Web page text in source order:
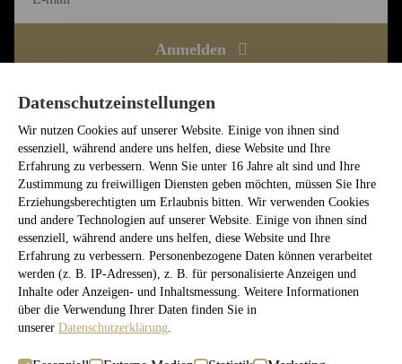
Datenschutzeinstellungen
Wir nutzen Cookies auf unserer Website. Einige von ihnen sind
essenziell, während andere uns helfen, diese Website und Ihre
Erfahrung zu verbessern. Wenn Sie unter 16 Jahre alt sind und Ihre
Zustimmung zu freiwilligen Diensten geben möchten, müssen Sie Ihre
Erziehungsberechtigten um Erlaubnis bitten. Wir verwenden Cookies
und andere Technologien auf unserer Website. Einige von ihnen sind
essenziell, während andere uns helfen, diese Website und Ihre
Erfahrung zu verbessern. Personenbezogene Daten können verarbeitet
werden (z. B. IP-Adressen), z. B. für personalisierte Anzeigen und
Inhalte oder Anzeigen- und Inhaltsmessung. Weitere Informationen
über die Verwendung Ihrer Daten finden Sie in
unserer Datenschutzerklärung.
Anmelden
Ich habe dieDatenschutzerklärung
einverstanden
loewenpalais-events.de
/stiftungstarke
/stiftung_starke
ImpressumDatenschutzerklärung
Einverständniserklärung für Newslettereintrag